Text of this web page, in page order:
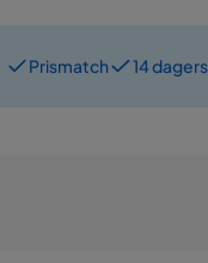
Prismatch 14